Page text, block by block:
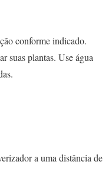
conforme indicado.
suas plantas. Use água
a uma distância de